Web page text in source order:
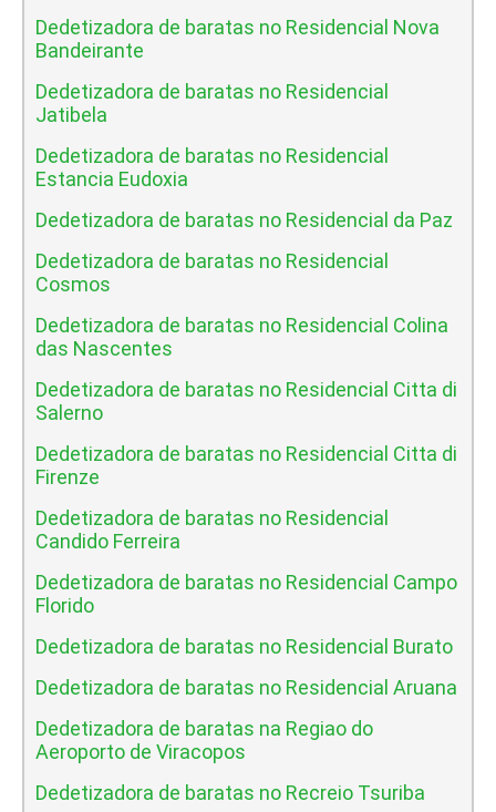
Dedetizadora de baratas no Residencial Nova
Bandeirante
Dedetizadora de baratas no Residencial
Jatibela
Dedetizadora de baratas no Residencial
Estancia Eudoxia
Dedetizadora de baratas no Residencial da Paz
Dedetizadora de baratas no Residencial
Cosmos
Dedetizadora de baratas no Residencial Colina
das Nascentes
Dedetizadora de baratas no Residencial Citta di
Salerno
Dedetizadora de baratas no Residencial Citta di
Firenze
Dedetizadora de baratas no Residencial
Candido Ferreira
Dedetizadora de baratas no Residencial Campo
Florido
Dedetizadora de baratas no Residencial Burato
Dedetizadora de baratas no Residencial Aruana
Dedetizadora de baratas na Regiao do
Aeroporto de Viracopos
Dedetizadora de baratas no Recreio Tsuriba